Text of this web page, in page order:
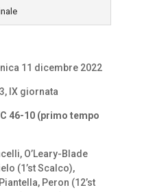
11 dicembre 2022
IX giornata
46-10 (primo tempo
O’Leary-Blade
(1’st Scalco),
Peron (12’st